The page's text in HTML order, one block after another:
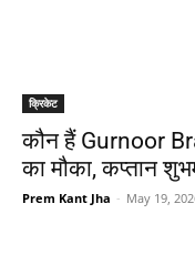
क्रिकेट
कौन हैं Gurnoor
का मौका, कप्तान
Prem Kant Jha - May 19,